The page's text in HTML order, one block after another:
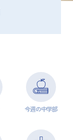
今週の中学部